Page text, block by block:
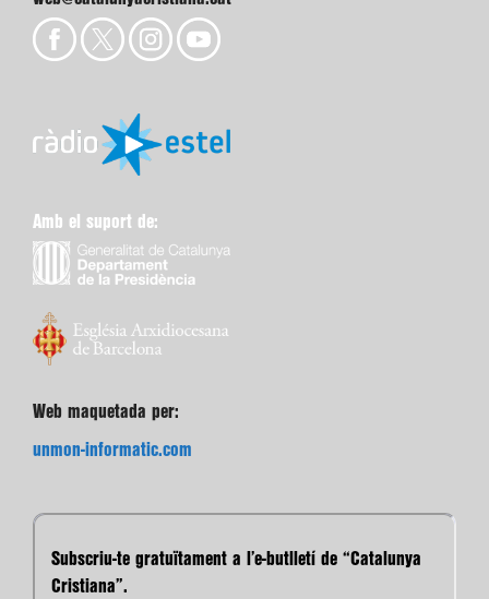
Amb el suport de:
Web maquetada per:
unmon-informatic.com
Subscriu-te gratuïtament a l’e-butlletí de “Catalunya
Cristiana”.